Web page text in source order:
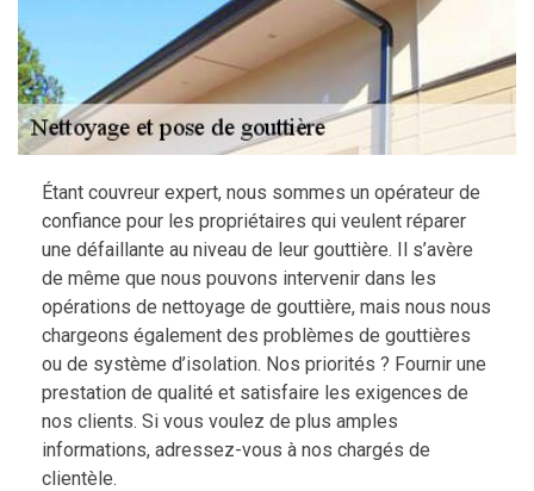
Étant couvreur expert, nous sommes un opérateur de
confiance pour les propriétaires qui veulent réparer
une défaillante au niveau de leur gouttière. Il s’avère
de même que nous pouvons intervenir dans les
opérations de nettoyage de gouttière, mais nous nous
chargeons également des problèmes de gouttières
ou de système d’isolation. Nos priorités ? Fournir une
prestation de qualité et satisfaire les exigences de
nos clients. Si vous voulez de plus amples
informations, adressez-vous à nos chargés de
clientèle.